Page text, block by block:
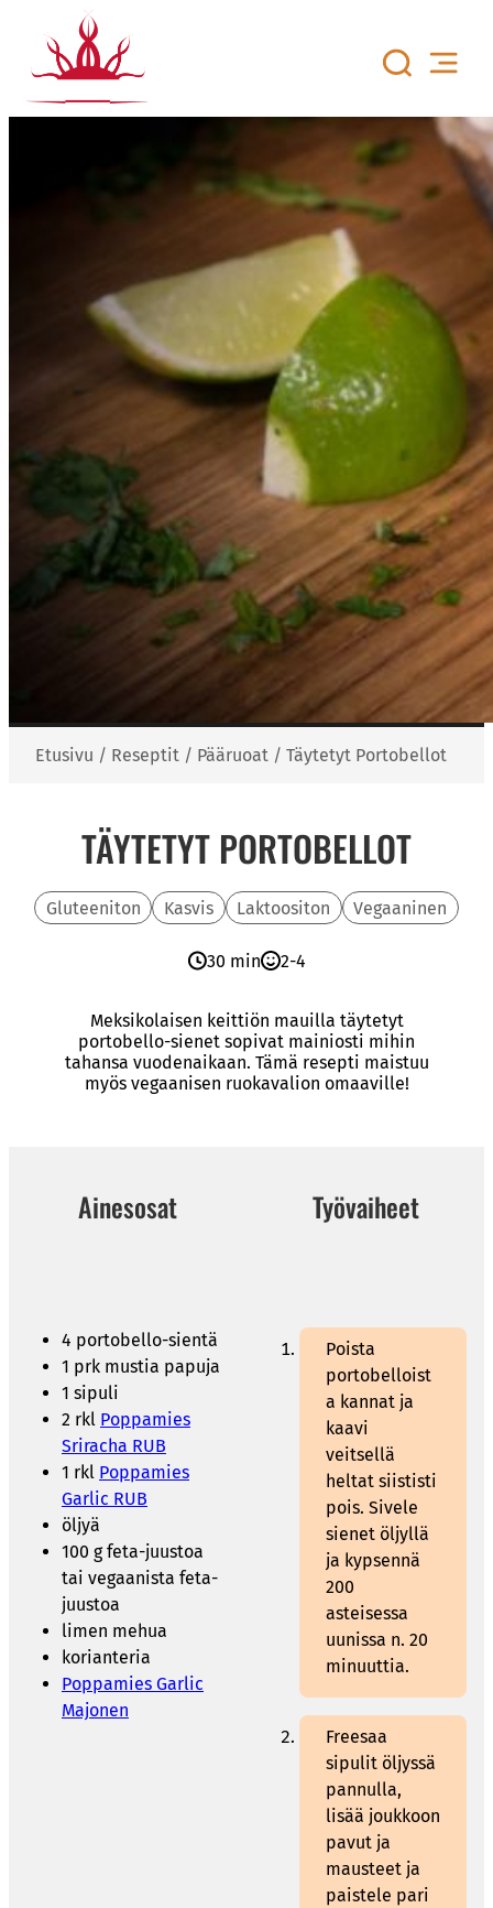
sisältöön
Etusivu / Reseptit / Pääruoat / Täytetyt Portobellot
TÄYTETYT PORTOBELLOT
Gluteeniton Kasvis Laktoositon Vegaaninen
30 min 2-4
Meksikolaisen keittiön mauilla täytetyt
portobello-sienet sopivat mainiosti mihin
tahansa vuodenaikaan. Tämä resepti maistuu
myös vegaanisen ruokavalion omaaville!
Ainesosat Työvaiheet
4 portobello-sientä
1 prk mustia papuja
1 sipuli
2 rkl Poppamies
Sriracha RUB
1 rkl Poppamies
Garlic RUB
öljyä
100 g feta-juustoa
tai vegaanista feta-
juustoa
limen mehua
korianteria
Poppamies Garlic
Majonen
Poista
portobelloist
a kannat ja
kaavi
veitsellä
heltat siististi
pois. Sivele
sienet öljyllä
ja kypsennä
200
asteisessa
uunissa n. 20
minuuttia.
Freesaa
sipulit öljyssä
pannulla,
lisää joukkoon
pavut ja
mausteet ja
paistele pari